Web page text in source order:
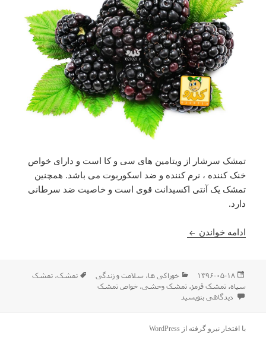
تمشک سرشار از ویتامین های سی و کا است و دارای خواص
خنک کننده ، نرم کننده و ضد اسکوربوت می باشد. همچنین
تمشک یک آنتی اکسیدانت قوی است و خاصیت ضد سرطانی
دارد.
ادامه خواندن آشنایی با خواص تمشک
ارسال
شده
در
۱۳۹۶-۰۵-۱۸ دسته‌ها
خوراکی ها، سلامت و زندگی برچسب‌ها
تمشک،تمشک
سیاه،تمشک قرمز ،تمشک وحشی،خواص تمشک
برای آشنایی با خواص تمشک
دیدگاهی بنویسید
با افتخار نیرو گرفته از WordPress